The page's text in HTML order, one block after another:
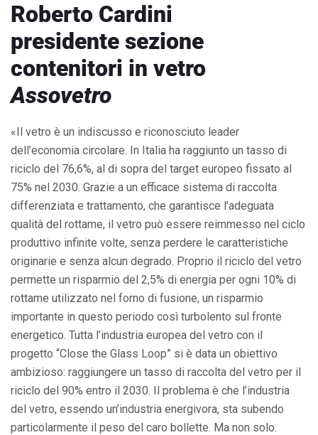
Roberto Cardini
presidente sezione
contenitori in vetro
Assovetro
«Il vetro è un indiscusso e riconosciuto leader
dell’economia circolare. In Italia ha raggiunto un tasso di
riciclo del 76,6%, al di sopra del target europeo fissato al
75% nel 2030. Grazie a un efficace sistema di raccolta
differenziata e trattamento, che garantisce l’adeguata
qualità del rottame, il vetro può essere reimmesso nel ciclo
produttivo infinite volte, senza perdere le caratteristiche
originarie e senza alcun degrado. Proprio il riciclo del vetro
permette un risparmio del 2,5% di energia per ogni 10% di
rottame utilizzato nel forno di fusione, un risparmio
importante in questo periodo così turbolento sul fronte
energetico. Tutta l’industria europea del vetro con il
progetto “Close the Glass Loop” si è data un obiettivo
ambizioso: raggiungere un tasso di raccolta del vetro per il
riciclo del 90% entro il 2030. Il problema è che l’industria
del vetro, essendo un’industria energivora, sta subendo
particolarmente il peso del caro bollette. Ma non solo.